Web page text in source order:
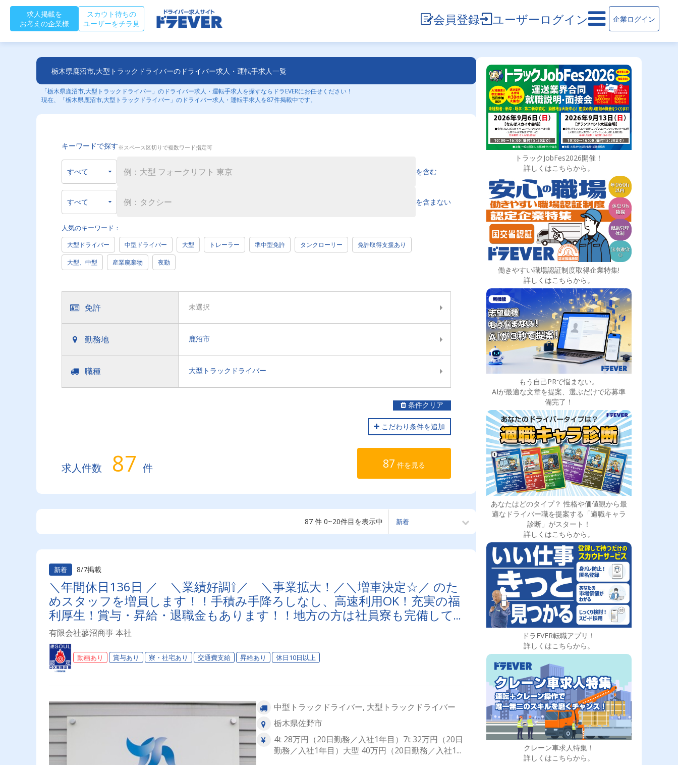
求人掲載を
お考えの企業様
スカウト待ちの
ユーザーをチラ見
会員登録 ユーザーログイン 企業ログイン
栃木県鹿沼市,大型トラックドライバーのドライバー求人・運転手求人一覧
「栃木県鹿沼市,大型トラックドライバー」のドライバー求人・運転手求人を探すならドラEVERにお任せください！
現在、「栃木県鹿沼市,大型トラックドライバー」のドライバー求人・運転手求人を87件掲載中です。
キーワードで探す※スペース区切りで複数ワード指定可
を含む
を含まない
人気のキーワード：
大型ドライバー 中型ドライバー 大型 トレーラー 準中型免許 タンクローリー 免許取得支援あり
大型、中型 産業廃棄物 夜勤
免許 未選択
勤務地 鹿沼市
職種 大型トラックドライバー
条件クリア
こだわり条件を追加
求人件数 87 件 87 件を見る
87 件 0~20件目を表示中
新着 8/7掲載
＼年間休日136日 ／ ＼業績好調⇧／ ＼事業拡大！／＼増車決定☆／ のた
めスタッフを増員します！！手積み手降ろしなし、高速利用OK！充実の福
利厚生！賞与・昇給・退職金もあります！！地方の方は社員寮も完備して
います♪お気軽にご応募ください！
有限会社蓼沼商事 本社
動画あり 賞与あり 寮・社宅あり 交通費支給 昇給あり 休日10日以上
中型トラックドライバー, 大型トラックドライバー
栃木県佐野市
4t 28万円（20日勤務／入社1年目）7t 32万円（20日
勤務／入社1年目）大型 40万円（20日勤務／入社1...
トラックJobFes2026開催！
詳しくはこちらから。
働きやすい職場認証制度取得企業特集!
詳しくはこちらから。
もう自己PRで悩まない。
AIが最適な文章を提案、選ぶだけで応募準
備完了！
あなたはどのタイプ？ 性格や価値観から最
適なドライバー職を提案する「適職キャラ
診断」がスタート！
詳しくはこちらから。
ドラEVER転職アプリ！
詳しくはこちらから。
クレーン車求人特集！
詳しくはこちらから。